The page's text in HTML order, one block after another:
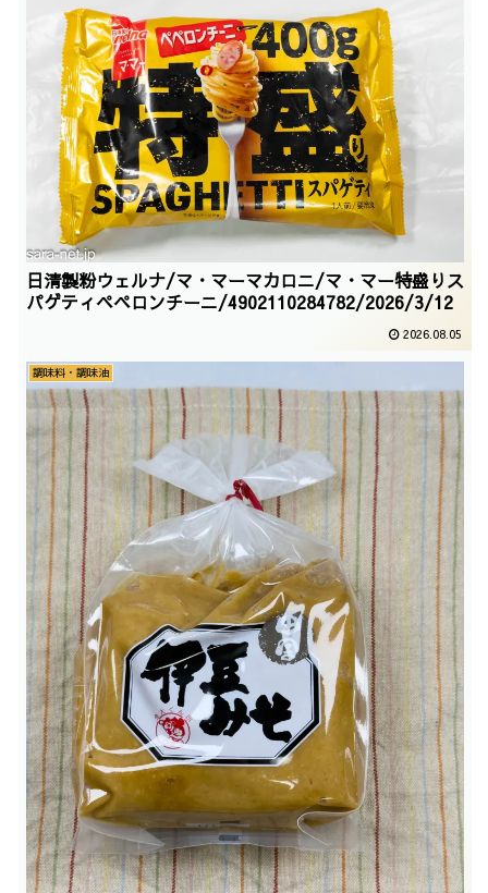
日清製粉ウェルナ/マ・マーマカロニ/マ・マー特盛りス
パゲティペペロンチーニ/4902110284782/2026/3/12
2026.08.05
調味料・調味油